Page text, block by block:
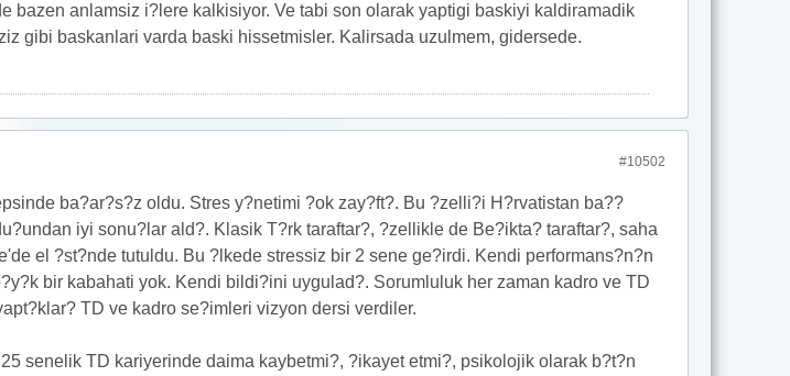
bazen anlamsiz i?lere kalkisiyor. Ve tabi son olarak yaptigi baskiyi kaldiramadik
gibi baskanlari varda baski hissetmisler. Kalirsada uzulmem, gidersede.
#10502
ba?ar?s?z oldu. Stres y?netimi ?ok zay?ft?. Bu ?zelli?i H?rvatistan ba??
iyi sonu?lar ald?. Klasik T?rk taraftar?, ?zellikle de Be?ikta? taraftar?, saha
el ?st?nde tutuldu. Bu ?lkede stressiz bir 2 sene ge?irdi. Kendi performans?n?n
bir kabahati yok. Kendi bildi?ini uygulad?. Sorumluluk her zaman kadro ve TD
TD ve kadro se?imleri vizyon dersi verdiler.
senelik TD kariyerinde daima kaybetmi?, ?ikayet etmi?, psikolojik olarak b?t?n